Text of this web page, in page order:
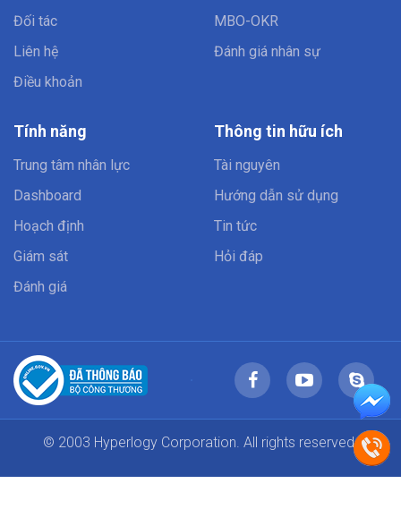
Đối tác
Liên hệ
Điều khoản
MBO-OKR
Đánh giá nhân sự
Tính năng
Trung tâm nhân lực
Dashboard
Hoạch định
Giám sát
Đánh giá
Thông tin hữu ích
Tài nguyên
Hướng dẫn sử dụng
Tin tức
Hỏi đáp
© 2003 Hyperlogy Corporation. All rights reserved.